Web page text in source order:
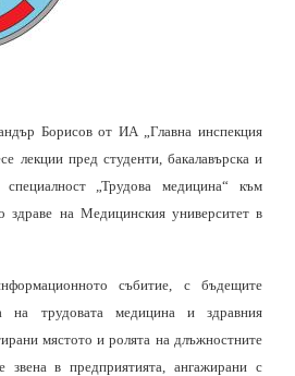
Борисов от ИА „Главна инспекция
лекции пред студенти, бакалавърска и
„Трудова медицина“ към
здраве на Медицинския университет в
събитие, с бъдещите
на трудовата медицина и здравния
мястото и ролята на длъжностните
звена в предприятията, ангажирани с